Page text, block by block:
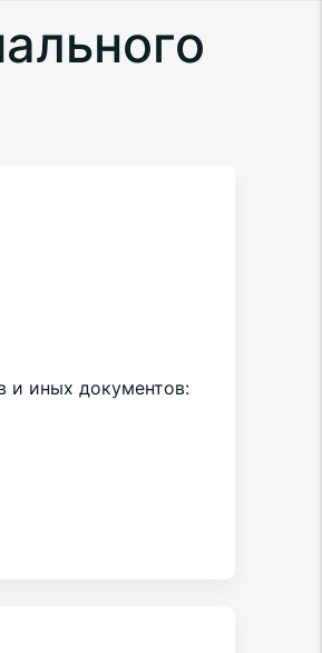
и иных документов: